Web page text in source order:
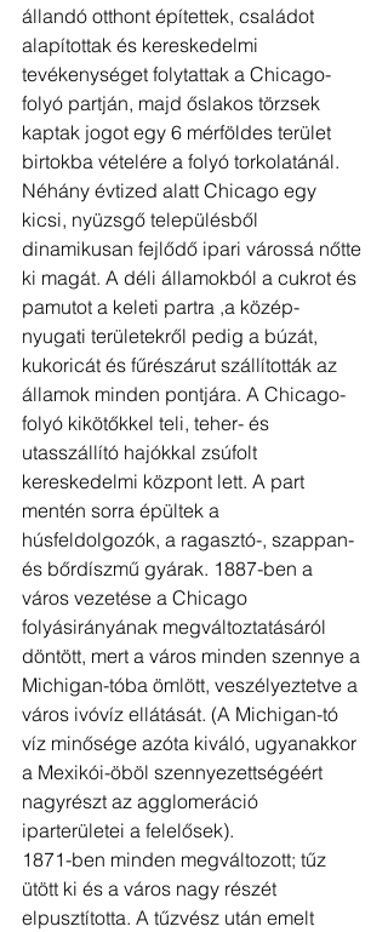
állandó otthont építettek, családot
alapítottak és kereskedelmi
tevékenységet folytattak a Chicago-
folyó partján, majd őslakos törzsek
kaptak jogot egy 6 mérföldes terület
birtokba vételére a folyó torkolatánál.
Néhány évtized alatt Chicago egy
kicsi, nyüzsgő településből
dinamikusan fejlődő ipari várossá nőtte
ki magát. A déli államokból a cukrot és
pamutot a keleti partra ,a közép-
nyugati területekről pedig a búzát,
kukoricát és fűrészárut szállították az
államok minden pontjára. A Chicago-
folyó kikötőkkel teli, teher- és
utasszállító hajókkal zsúfolt
kereskedelmi központ lett. A part
mentén sorra épültek a
húsfeldolgozók, a ragasztó-, szappan-
és bőrdíszmű gyárak. 1887-ben a
város vezetése a Chicago
folyásirányának megváltoztatásáról
döntött, mert a város minden szennye a
Michigan-tóba ömlött, veszélyeztetve a
város ivóvíz ellátását. (A Michigan-tó
víz minősége azóta kiváló, ugyanakkor
a Mexikói-öböl szennyezettségéért
nagyrészt az agglomeráció
iparterületei a felelősek).
1871-ben minden megváltozott; tűz
ütött ki és a város nagy részét
elpusztította. A tűzvész után emelt